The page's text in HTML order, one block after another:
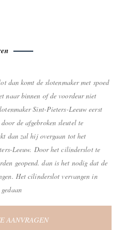
dan komt de slotenmaker met spoed
naar binnen of de voordeur niet
Sint-Pieters-Leeuw eerst
de afgebroken sleutel te
dan zal hij overgaan tot het
Leeuw. Door het cilinderslot te
geopend. dan is het nodig dat de
Het cilinderslot vervangen in
AANVRAGEN